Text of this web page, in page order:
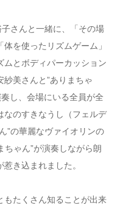
さんと一緒に、「その場
を使ったリズムゲーム」
ムとボディパーカッション
紗美さんと”ありまちゃ
し、会場にいる全員が全
なのすきなうし（フェルデ
”の華麗なヴァイオリンの
ちゃん”が演奏しながら朗
き込まれました。
もたくさん知ることが出来